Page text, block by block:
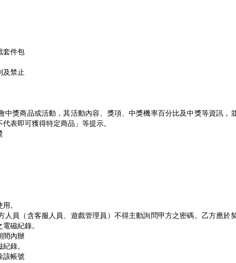
套件包
及禁止
中獎商品或活動，其活動內容、獎項、中獎機率百分比及中獎等資訊，
表即可獲得特定商品」等提示。
。
員（含客服人員、遊戲管理員）不得主動詢問甲方之密碼。乙方應於
磁紀錄。
間內辦
錄。
該帳號